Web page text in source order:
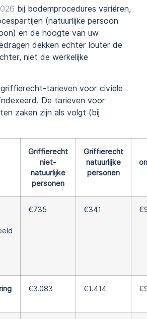
bij bodemprocedures variëren,
(natuurlijke persoon
en de hoogte van uw
dekken echter louter de
niet de werkelijke
tarieven voor civiele
De tarieven voor
zaken zijn als volgt (bij
Griffierecht
niet-
natuurlijke
personen
Griffierecht
natuurlijke
personen
€735 €341
€3.083 €1.414